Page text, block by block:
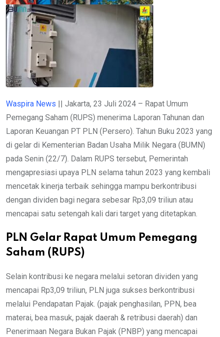
Waspira News || Jakarta, 23 Juli 2024 – Rapat Umum
Pemegang Saham (RUPS) menerima Laporan Tahunan dan
Laporan Keuangan PT PLN (Persero). Tahun Buku 2023 yang
di gelar di Kementerian Badan Usaha Milik Negara (BUMN)
pada Senin (22/7). Dalam RUPS tersebut, Pemerintah
mengapresiasi upaya PLN selama tahun 2023 yang kembali
mencetak kinerja terbaik sehingga mampu berkontribusi
dengan dividen bagi negara sebesar Rp3,09 triliun atau
mencapai satu setengah kali dari target yang ditetapkan.
PLN Gelar Rapat Umum Pemegang
Saham (RUPS)
Selain kontribusi ke negara melalui setoran dividen yang
mencapai Rp3,09 triliun, PLN juga sukses berkontribusi
melalui Pendapatan Pajak. (pajak penghasilan, PPN, bea
materai, bea masuk, pajak daerah & retribusi daerah) dan
Penerimaan Negara Bukan Pajak (PNBP) yang mencapai